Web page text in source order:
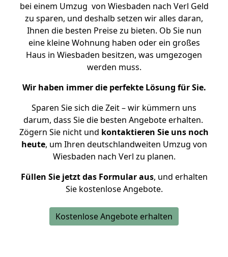
bei einem Umzug von Wiesbaden nach Verl Geld
zu sparen, und deshalb setzen wir alles daran,
Ihnen die besten Preise zu bieten. Ob Sie nun
eine kleine Wohnung haben oder ein großes
Haus in Wiesbaden besitzen, was umgezogen
werden muss.
Wir haben immer die perfekte Lösung für Sie.
Sparen Sie sich die Zeit – wir kümmern uns
darum, dass Sie die besten Angebote erhalten.
Zögern Sie nicht und kontaktieren Sie uns noch
heute, um Ihren deutschlandweiten Umzug von
Wiesbaden nach Verl zu planen.
Füllen Sie jetzt das Formular aus, und erhalten
Sie kostenlose Angebote.
Kostenlose Angebote erhalten